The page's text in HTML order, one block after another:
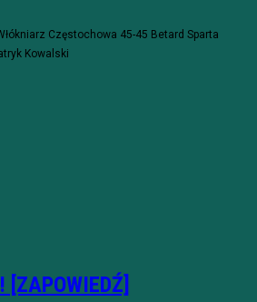
Częstochowa 45-45 Betard Sparta
Kowalski